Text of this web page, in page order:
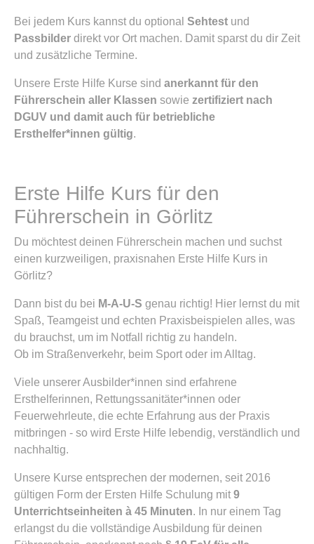
Bei jedem Kurs kannst du optional Sehtest und
Passbilder direkt vor Ort machen. Damit sparst du dir Zeit
und zusätzliche Termine.
Unsere Erste Hilfe Kurse sind anerkannt für den
Führerschein aller Klassen sowie zertifiziert nach
DGUV und damit auch für betriebliche
Ersthelfer*innen gültig.
Erste Hilfe Kurs für den
Führerschein in Görlitz
Du möchtest deinen Führerschein machen und suchst
einen kurzweiligen, praxisnahen Erste Hilfe Kurs in
Görlitz?
Dann bist du bei M-A-U-S genau richtig! Hier lernst du mit
Spaß, Teamgeist und echten Praxisbeispielen alles, was
du brauchst, um im Notfall richtig zu handeln.
Ob im Straßenverkehr, beim Sport oder im Alltag.
Viele unserer Ausbilder*innen sind erfahrene
Ersthelferinnen, Rettungssanitäter*innen oder
Feuerwehrleute, die echte Erfahrung aus der Praxis
mitbringen - so wird Erste Hilfe lebendig, verständlich und
nachhaltig.
Unsere Kurse entsprechen der modernen, seit 2016
gültigen Form der Ersten Hilfe Schulung mit 9
Unterrichtseinheiten à 45 Minuten. In nur einem Tag
erlangst du die vollständige Ausbildung für deinen